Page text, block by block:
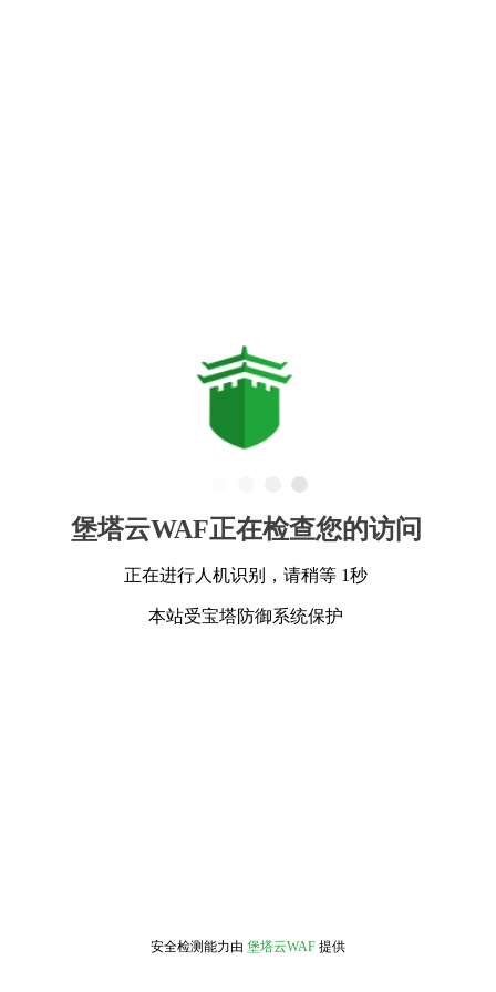
堡塔云WAF正在检查您的访问
正在进行人机识别，请稍等 1秒
本站受宝塔防御系统保护
安全检测能力由 堡塔云WAF 提供